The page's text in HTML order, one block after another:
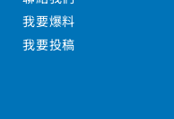
我要爆料
我要投稿